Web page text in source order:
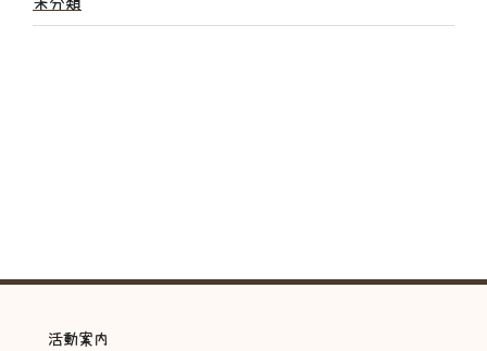
活動案内